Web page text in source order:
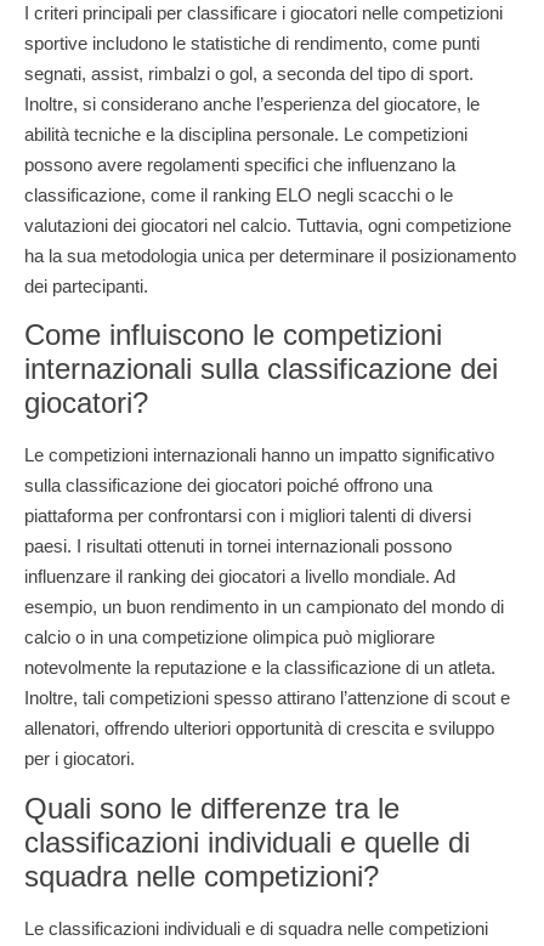
I criteri principali per classificare i giocatori nelle competizioni
sportive includono le statistiche di rendimento, come punti
segnati, assist, rimbalzi o gol, a seconda del tipo di sport.
Inoltre, si considerano anche l’esperienza del giocatore, le
abilità tecniche e la disciplina personale. Le competizioni
possono avere regolamenti specifici che influenzano la
classificazione, come il ranking ELO negli scacchi o le
valutazioni dei giocatori nel calcio. Tuttavia, ogni competizione
ha la sua metodologia unica per determinare il posizionamento
dei partecipanti.
Come influiscono le competizioni
internazionali sulla classificazione dei
giocatori?
Le competizioni internazionali hanno un impatto significativo
sulla classificazione dei giocatori poiché offrono una
piattaforma per confrontarsi con i migliori talenti di diversi
paesi. I risultati ottenuti in tornei internazionali possono
influenzare il ranking dei giocatori a livello mondiale. Ad
esempio, un buon rendimento in un campionato del mondo di
calcio o in una competizione olimpica può migliorare
notevolmente la reputazione e la classificazione di un atleta.
Inoltre, tali competizioni spesso attirano l’attenzione di scout e
allenatori, offrendo ulteriori opportunità di crescita e sviluppo
per i giocatori.
Quali sono le differenze tra le
classificazioni individuali e quelle di
squadra nelle competizioni?
Le classificazioni individuali e di squadra nelle competizioni